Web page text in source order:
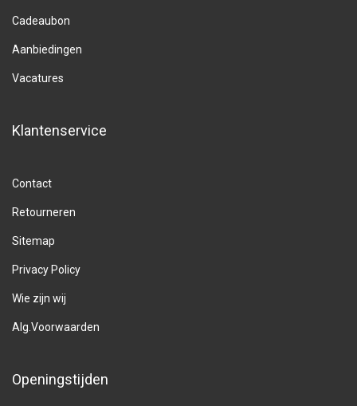
Cadeaubon
Aanbiedingen
Vacatures
Klantenservice
Contact
Retourneren
Sitemap
Privacy Policy
Wie zijn wij
Alg.Voorwaarden
Openingstijden